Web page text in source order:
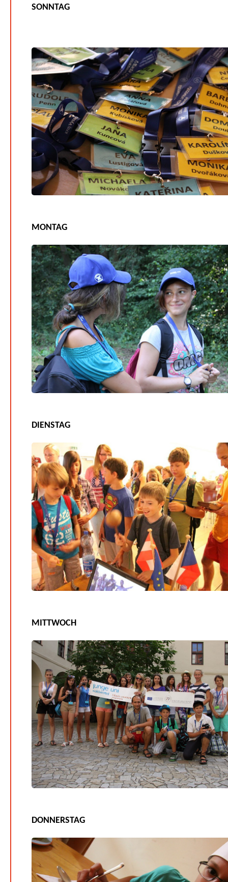
SONNTAG
MONTAG
DIENSTAG
MITTWOCH
DONNERSTAG